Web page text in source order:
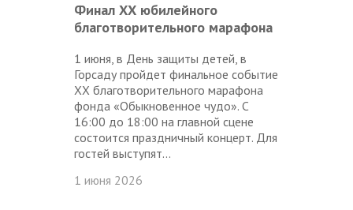
Финал ХХ юбилейного
благотворительного марафона
1 июня, в День защиты детей, в
Горсаду пройдет финальное событие
XX благотворительного марафона
фонда «Обыкновенное чудо». С
16:00 до 18:00 на главной сцене
состоится праздничный концерт. Для
гостей выступят...
1 июня 2026